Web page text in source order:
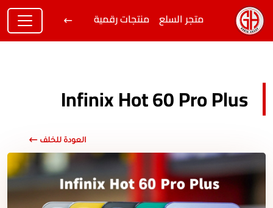
متجر السلع منتجات رقمية
Infinix Hot 60 Pro Plus
العودة للخلف